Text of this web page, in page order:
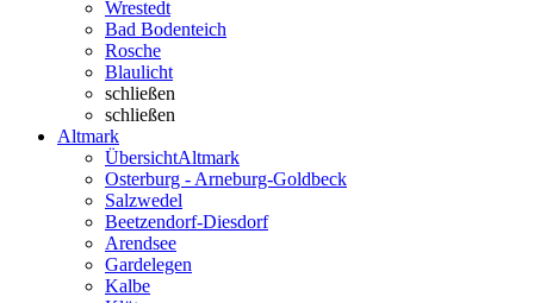
Wrestedt
Bad Bodenteich
Rosche
Blaulicht
schließen
schließen
Altmark
ÜbersichtAltmark
Osterburg - Arneburg-Goldbeck
Salzwedel
Beetzendorf-Diesdorf
Arendsee
Gardelegen
Kalbe